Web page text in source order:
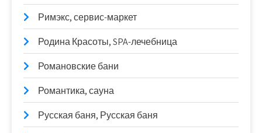
Римэкс, сервис-маркет
Родина Красоты, SPA-лечебница
Романовские бани
Романтика, сауна
Русская баня, Русская баня